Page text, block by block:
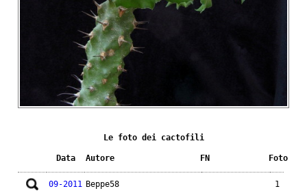
Le foto dei cactofili
Data Autore FN Foto
09-2011 Beppe58 1